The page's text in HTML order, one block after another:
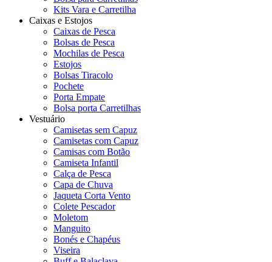
Kits Vara e Carretilha
Caixas e Estojos
Caixas de Pesca
Bolsas de Pesca
Mochilas de Pesca
Estojos
Bolsas Tiracolo
Pochete
Porta Empate
Bolsa porta Carretilhas
Vestuário
Camisetas sem Capuz
Camisetas com Capuz
Camisas com Botão
Camiseta Infantil
Calça de Pesca
Capa de Chuva
Jaqueta Corta Vento
Colete Pescador
Moletom
Manguito
Bonés e Chapéus
Viseira